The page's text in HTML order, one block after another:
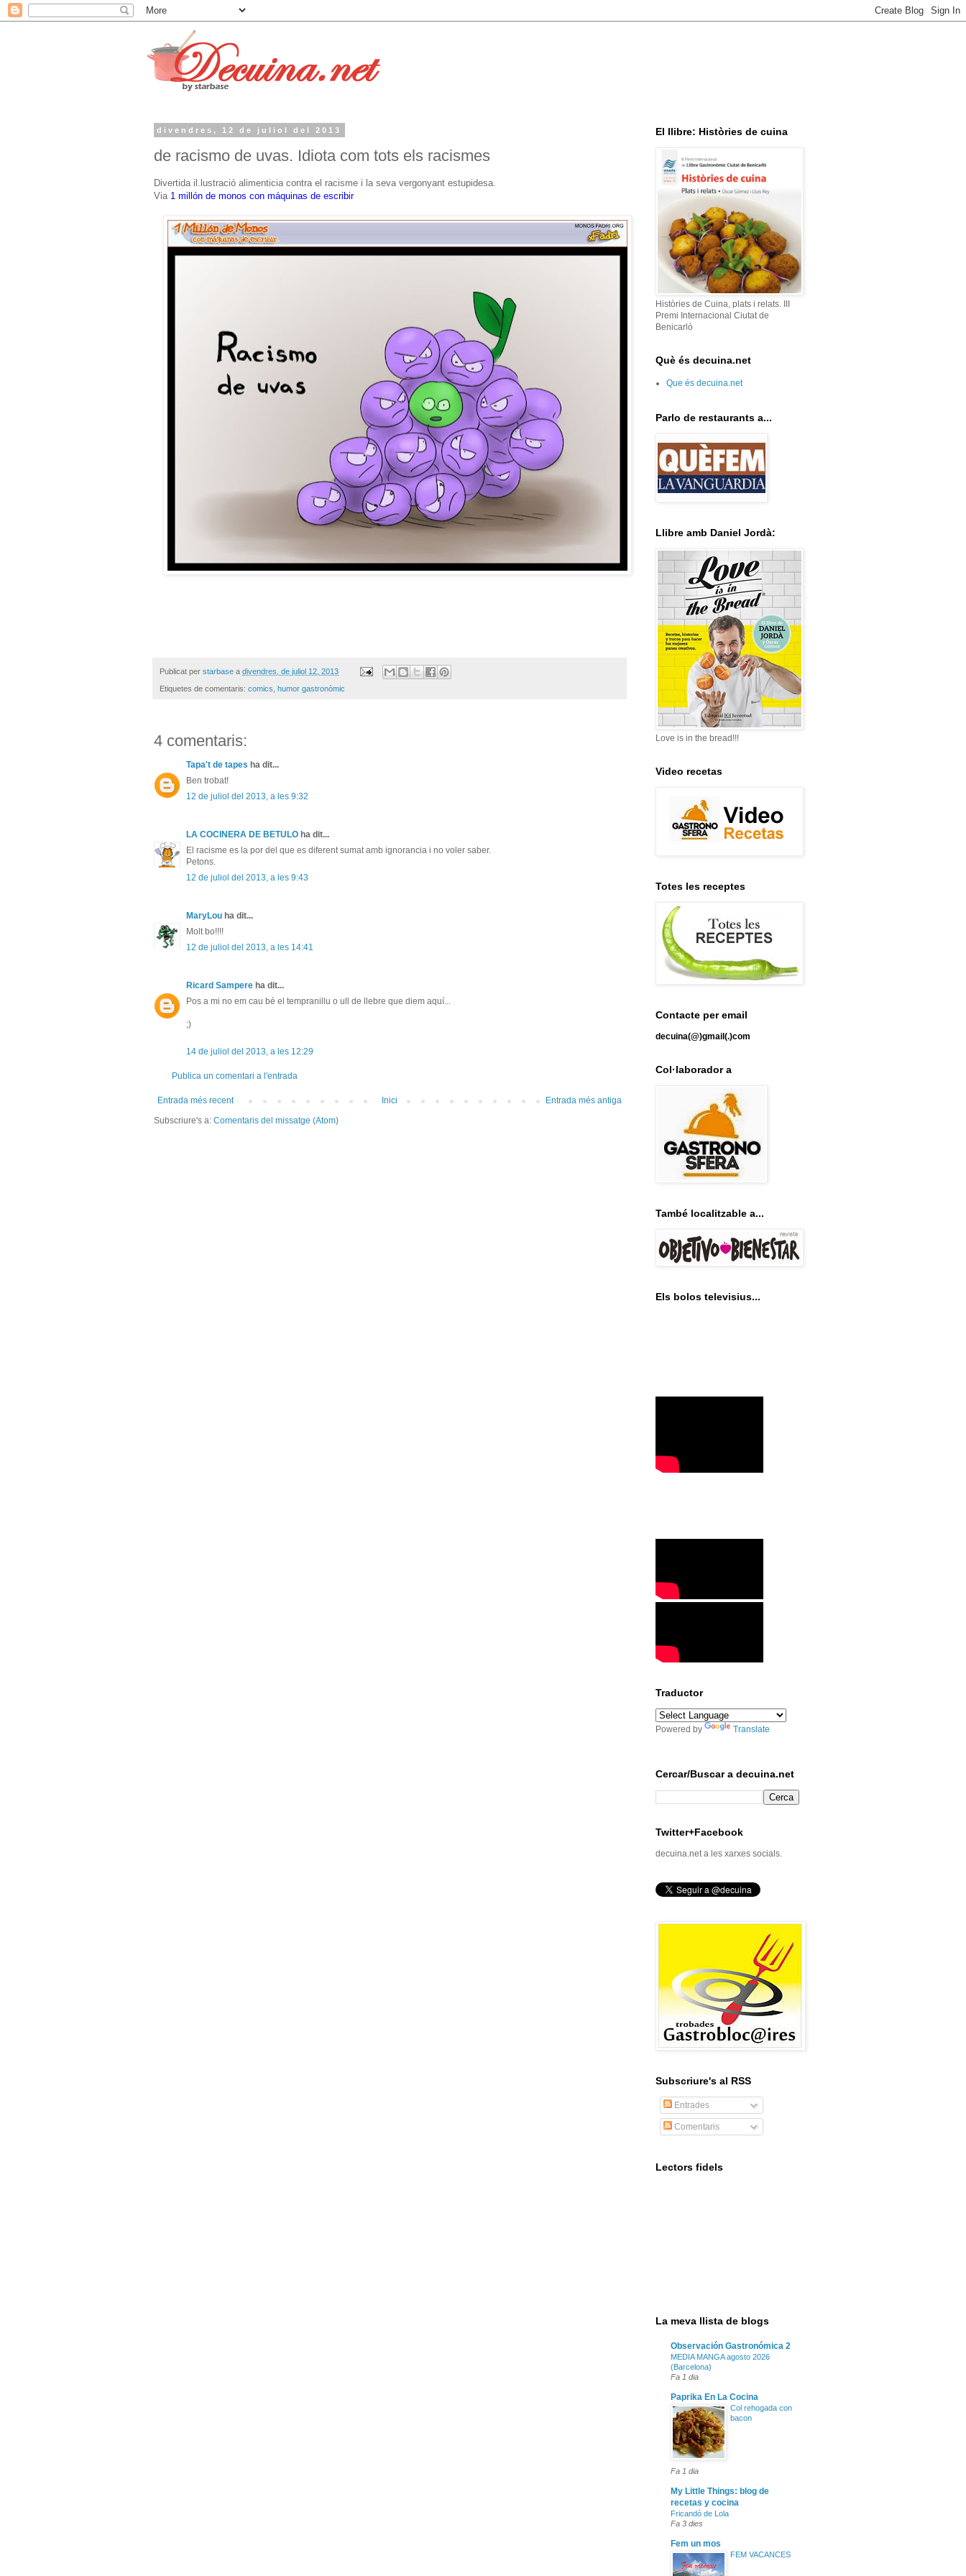
divendres, 12 de juliol del 2013
de racismo de uvas. Idiota com tots els racismes
Divertida il.lustració alimenticia contra el racisme i la seva vergonyant estupidesa.
Via 1 millón de monos con máquinas de escribir
Publicat per starbase a divendres, de juliol 12, 2013
Etiquetes de comentaris: comics humor gastronòmic
4 comentaris:
Tapa't de tapes ha dit...
Ben trobat!
12 de juliol del 2013, a les 9:32
LA COCINERA DE BETULO ha dit...
El racisme es la por del que es diferent sumat amb ignorancia i no voler saber.
Petons.
12 de juliol del 2013, a les 9:43
MaryLou ha dit...
Molt bo!!!!
12 de juliol del 2013, a les 14:41
Ricard Sampere ha dit...
Pos a mi no em cau bé el tempranillu o ull de llebre que diem aquí...
;)
14 de juliol del 2013, a les 12:29
Publica un comentari a l'entrada
Entrada més recent Entrada més antiga
Inici
Subscriure's a: Comentaris del missatge (Atom)
El llibre: Històries de cuina
Històries de Cuina, plats i relats. III
Premi Internacional Ciutat de
Benicarló
Què és decuina.net
Que és decuina.net
Parlo de restaurants a...
Llibre amb Daniel Jordà:
Love is in the bread!!!
Video recetas
Totes les receptes
Contacte per email
decuina(@)gmail(.)com
Col·laborador a
També localitzable a...
Els bolos televisius...
Traductor
Powered by Translate
Cercar/Buscar a decuina.net
Twitter+Facebook
decuina.net a les xarxes socials.
Subscriure's al RSS
Entrades
Comentaris
Lectors fidels
La meva llista de blogs
Observación Gastronómica 2
MEDIA MANGA agosto 2026
(Barcelona)
Fa 1 dia
Paprika En La Cocina
Col rehogada con
bacon
Fa 1 dia
My Little Things: blog de
recetas y cocina
Fricandó de Lola
Fa 3 dies
Fem un mos
FEM VACANCES